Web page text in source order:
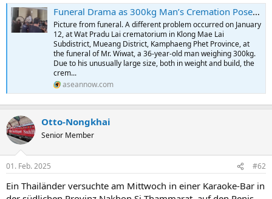
Funeral Drama as 300kg Man’s Cremation Poses Challenges
Picture from funeral. A different problem occurred on January
12, at Wat Pradu Lai crematorium in Klong Mae Lai
Subdistrict, Mueang District, Kamphaeng Phet Province, at
the funeral of Mr. Wiwat, a 36-year-old man weighing 300kg.
Due to his unusually large size, both in weight and build, the
crem...
aseannow.com
Otto-Nongkhai
Senior Member
01. Feb. 2025 #62
Ein Thailänder versuchte am Mittwoch in einer Karaoke-Bar in